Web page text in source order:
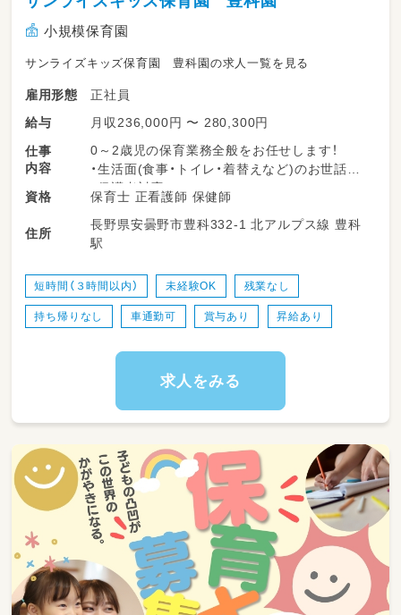
小規模保育園
サンライズキッズ保育園 豊科園の求人一覧を見る
雇用形態
正社員
給与
月収236,000円 〜 280,300円
仕事
内容
0～2歳児の保育業務全般をお任せします！
・生活面(食事・トイレ・着替えなど)のお世話
・保護者対応
・行事の準備、実行(行事は少なめ)
・掃除や雑務
・書類関係(連絡帳はアプリを使用)
子どもたちが楽しく安全に過ごせるよう
お手伝いをお願いします♪
アットホームな職場なので、職員同士も協力し
が可能です★
資格 保育士 正看護師 保健師
住所
長野県安曇野市豊科332-1 北アルプス線 豊科
駅
短時間（３時間以内） 未経験OK 残業なし
持ち帰りなし 車通勤可 賞与あり 昇給あり
求人をみる